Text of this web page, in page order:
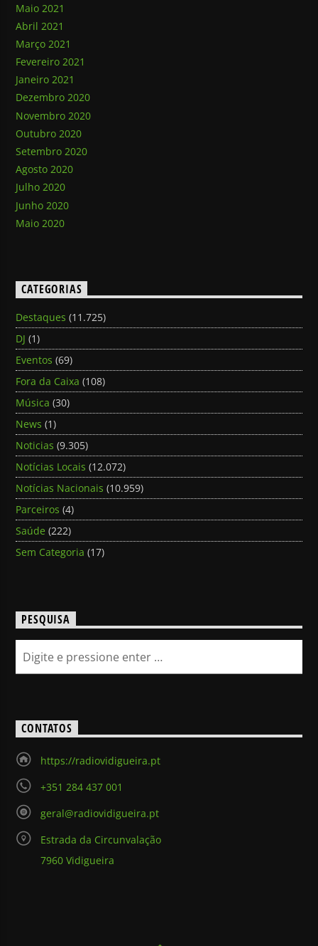
Maio 2021
Abril 2021
Março 2021
Fevereiro 2021
Janeiro 2021
Dezembro 2020
Novembro 2020
Outubro 2020
Setembro 2020
Agosto 2020
Julho 2020
Junho 2020
Maio 2020
CATEGORIAS
Destaques (11.725)
DJ (1)
Eventos (69)
Fora da Caixa (108)
Música (30)
News (1)
Noticias (9.305)
Notícias Locais (12.072)
Notícias Nacionais (10.959)
Parceiros (4)
Saúde (222)
Sem Categoria (17)
PESQUISA
CONTATOS
https://radiovidigueira.pt
+351 284 437 001
geral@radiovidigueira.pt
Estrada da Circunvalação
7960 Vidigueira